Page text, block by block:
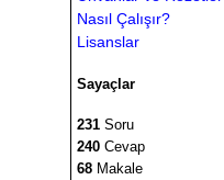
Nasıl Çalışır?
Lisanslar
Sayaçlar
231 Soru
240 Cevap
68 Makale